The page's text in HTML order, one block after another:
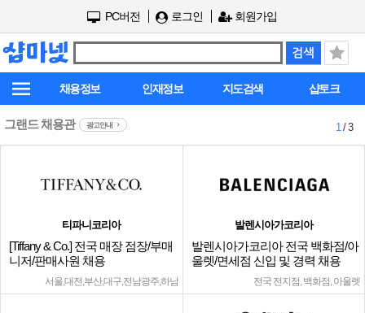
PC버전 로그인 회원가입
채용정보 인재정보 지도검색 샵토크
그랜드 채용관 광고안내 1/ 3
티파니코리아
[Tiffany & Co.] 전국 매장 점장/부매
니저/판매사원 채용
서울,대전,부산,대구,전남광주,하남
발렌시아가코리아
발렌시아가코리아 전국 백화점/아
울렛/면세점 신입 및 경력 채용
전국 전지점, 백화점, 아울렛